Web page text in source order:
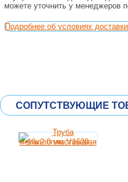
можете уточнить у менеджеров
Подробнее об условиях
СОПУТСТВУЮЩИЕ